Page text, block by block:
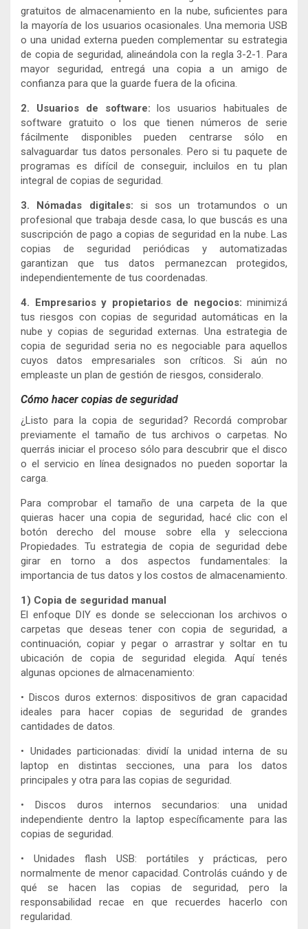
gratuitos de almacenamiento en la nube, suficientes para
la mayoría de los usuarios ocasionales. Una memoria USB
o una unidad externa pueden complementar su estrategia
de copia de seguridad, alineándola con la regla 3-2-1. Para
mayor seguridad, entregá una copia a un amigo de
confianza para que la guarde fuera de la oficina.
2. Usuarios de software: los usuarios habituales de
software gratuito o los que tienen números de serie
fácilmente disponibles pueden centrarse sólo en
salvaguardar tus datos personales. Pero si tu paquete de
programas es difícil de conseguir, incluilos en tu plan
integral de copias de seguridad.
3. Nómadas digitales: si sos un trotamundos o un
profesional que trabaja desde casa, lo que buscás es una
suscripción de pago a copias de seguridad en la nube. Las
copias de seguridad periódicas y automatizadas
garantizan que tus datos permanezcan protegidos,
independientemente de tus coordenadas.
4. Empresarios y propietarios de negocios: minimizá
tus riesgos con copias de seguridad automáticas en la
nube y copias de seguridad externas. Una estrategia de
copia de seguridad seria no es negociable para aquellos
cuyos datos empresariales son críticos. Si aún no
empleaste un plan de gestión de riesgos, consideralo.
Cómo hacer copias de seguridad
¿Listo para la copia de seguridad? Recordá comprobar
previamente el tamaño de tus archivos o carpetas. No
querrás iniciar el proceso sólo para descubrir que el disco
o el servicio en línea designados no pueden soportar la
carga.
Para comprobar el tamaño de una carpeta de la que
quieras hacer una copia de seguridad, hacé clic con el
botón derecho del mouse sobre ella y selecciona
Propiedades. Tu estrategia de copia de seguridad debe
girar en torno a dos aspectos fundamentales: la
importancia de tus datos y los costos de almacenamiento.
1) Copia de seguridad manual
El enfoque DIY es donde se seleccionan los archivos o
carpetas que deseas tener con copia de seguridad, a
continuación, copiar y pegar o arrastrar y soltar en tu
ubicación de copia de seguridad elegida. Aquí tenés
algunas opciones de almacenamiento:
• Discos duros externos: dispositivos de gran capacidad
ideales para hacer copias de seguridad de grandes
cantidades de datos.
• Unidades particionadas: dividí la unidad interna de su
laptop en distintas secciones, una para los datos
principales y otra para las copias de seguridad.
• Discos duros internos secundarios: una unidad
independiente dentro la laptop específicamente para las
copias de seguridad.
• Unidades flash USB: portátiles y prácticas, pero
normalmente de menor capacidad. Controlás cuándo y de
qué se hacen las copias de seguridad, pero la
responsabilidad recae en que recuerdes hacerlo con
regularidad.